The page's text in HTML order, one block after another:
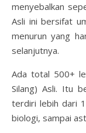
menyebalkan
Asli ini bersifat
menurun yang
selanjutnya.
Ada total 500+
Silang) Asli. Itu
terdiri lebih dari
biologi, sampai